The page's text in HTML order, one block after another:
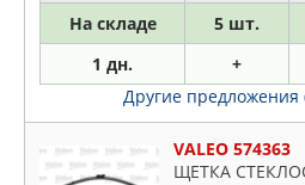
На складе 5 шт.
1 дн. +
Другие предложения
VALEO 574363
ЩЕТКА